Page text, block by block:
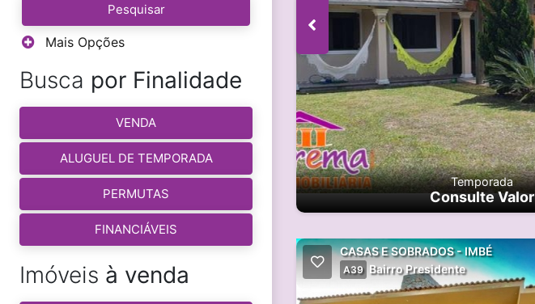
Pesquisar
Mais Opções
Busca por Finalidade
VENDA
ALUGUEL DE TEMPORADA
PERMUTAS
FINANCIÁVEIS
Imóveis à venda
Temporada
Consulte Valor
CASAS E SOBRADOS - IMBÉ
A39 Bairro Presidente